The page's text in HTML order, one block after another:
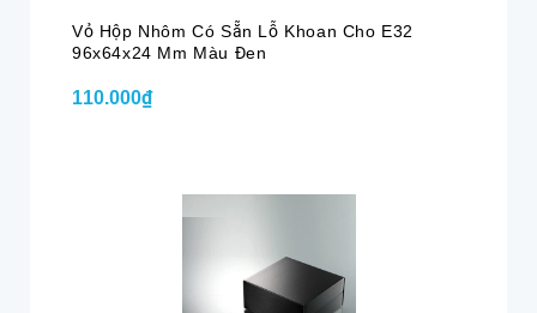
Vỏ Hộp Nhôm Có Sẵn Lỗ Khoan Cho E32
96x64x24 Mm Màu Đen
110.000₫